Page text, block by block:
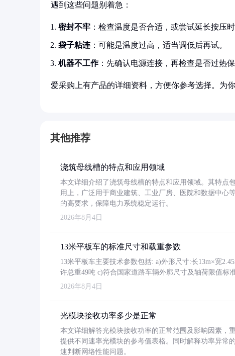
遇到这些问题别着急：
密封不牢 ：检查温度是否合适，或尝试延长按压时
袋子粘连 ：可能是温度过高，适当调低后再试。
机器不工作：先确认电源连接，再检查是否过热保
爱采购上有产品的详细资料，方便你参考选择。为
其他推荐
浇筑母线槽的特点和应用领域
本文详细介绍了浇筑母线槽的特点和应用领域。其特点
用上，广泛用于商业建筑、工业厂房、医院和数据中心
的高要求，保障电力系统稳定运行。
2026年8月4日
13米平板车的标准尺寸和载重参数
13米平板车主要技术参数包括: a)外形尺寸:长13m×宽
许总重49吨 c)符合国家道路车辆外廓尺寸及轴荷限值标
2026年8月4日
光模块接收功率多少是正常
本文详细解答光模块接收功率的正常范围及影响因素，
提供不同速率光模块的参考值表格。同时解释功率异常
速判断网络性能问题。